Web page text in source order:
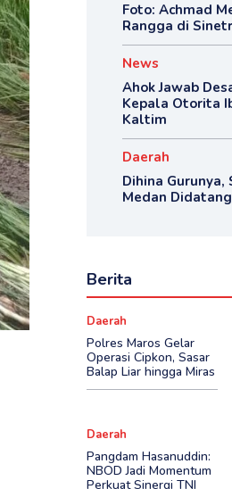
Foto: Achmad
Rangga di
News
Ahok Jawab
Kepala Otorita
Kaltim
Daerah
Dihina Gurunya,
Medan
Berita
Daerah
Polres Maros Gelar
Operasi Cipkon, Sasar
Balap Liar hingga Miras
Daerah
Pangdam Hasanuddin:
NBOD Jadi Momentum
Perkuat Sinergi TNI